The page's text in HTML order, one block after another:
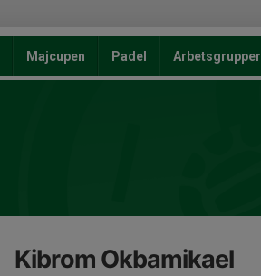
Majcupen Padel Arbetsgrupper
Kibrom Okbamikael